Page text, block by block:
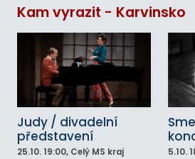
Kam vyrazit - Karvinsko
Judy / divadelní
představení
25.10. 19:00, Celý MS kraj 5.10.